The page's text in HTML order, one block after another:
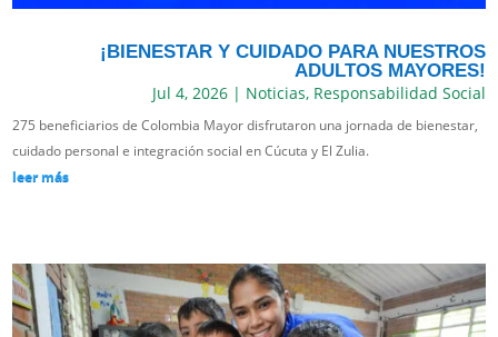
¡BIENESTAR Y CUIDADO PARA NUESTROS
ADULTOS MAYORES!
Jul 4, 2026| Noticias, Responsabilidad Social
275 beneficiarios de Colombia Mayor disfrutaron una jornada de bienestar,
cuidado personal e integración social en Cúcuta y El Zulia.
leer más